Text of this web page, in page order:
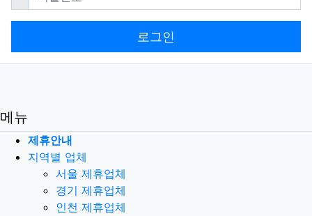
로그인
메뉴
제휴안내
지역별 업체
서울 제휴업체
경기 제휴업체
인천 제휴업체